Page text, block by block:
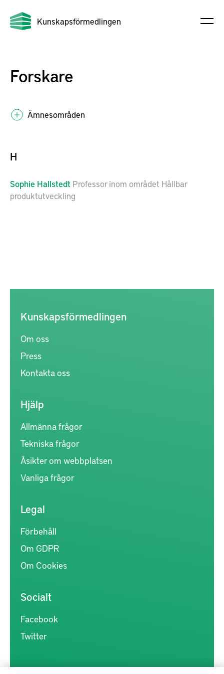
Kunskapsförmedlingen
Forskare
Ämnesområden
H
Sophie Hallstedt Professor inom området Hållbar
produktutveckling
Kunskapsförmedlingen
Om oss
Press
Kontakta oss
Hjälp
Allmänna frågor
Tekniska frågor
Åsikter om webbplatsen
Vanliga frågor
Legal
Förbehåll
Om GDPR
Om Cookies
Socialt
Facebook
Twitter